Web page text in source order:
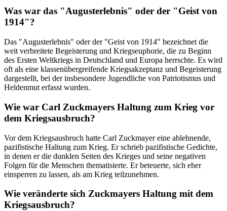
Was war das "Augusterlebnis" oder der "Geist von
1914"?
Das "Augusterlebnis" oder der "Geist von 1914" bezeichnet die
weit verbreitete Begeisterung und Kriegseuphorie, die zu Beginn
des Ersten Weltkriegs in Deutschland und Europa herrschte. Es wird
oft als eine klassenübergreifende Kriegsakzeptanz und Begeisterung
dargestellt, bei der insbesondere Jugendliche von Patriotismus und
Heldenmut erfasst wurden.
Wie war Carl Zuckmayers Haltung zum Krieg vor
dem Kriegsausbruch?
Vor dem Kriegsausbruch hatte Carl Zuckmayer eine ablehnende,
pazifistische Haltung zum Krieg. Er schrieb pazifistische Gedichte,
in denen er die dunklen Seiten des Krieges und seine negativen
Folgen für die Menschen thematisierte. Er beteuerte, sich eher
einsperren zu lassen, als am Krieg teilzunehmen.
Wie veränderte sich Zuckmayers Haltung mit dem
Kriegsausbruch?